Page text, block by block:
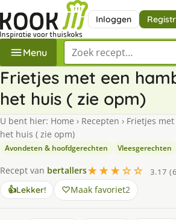
Inloggen
Menu Zoek een recept
Frietjes met een
het huis ( zie opm)
U bent hier: Home › Recepten › Frietjes
het huis ( zie opm)
Avondeten & hoofdgerechten Vleesgerechten
Recept van bertallers★★★☆☆
3.17
👍Lekker! Maak favoriet2